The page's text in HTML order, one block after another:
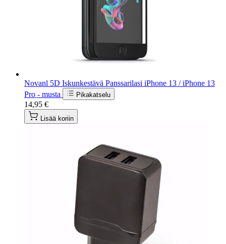
Novanl 5D Iskunkestävä Panssarilasi iPhone 13 / iPhone 13
Pro - musta
Pikakatselu
14,95 €
Lisää koriin